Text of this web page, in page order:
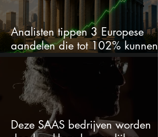
Analisten tippen 3 Europese
aandelen die tot 102% kunnen
stijgen
Deze SAAS bedrijven worden